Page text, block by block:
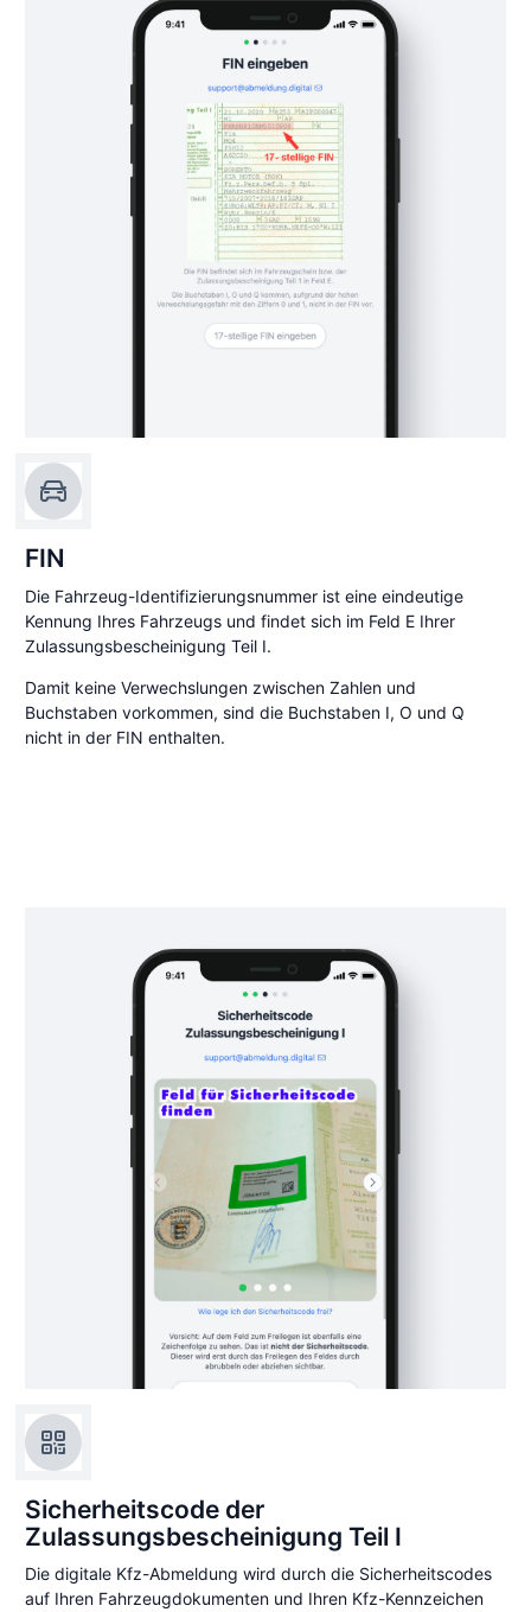
FIN
Die Fahrzeug-Identifizierungsnummer ist eine eindeutige
Kennung Ihres Fahrzeugs und findet sich im Feld E Ihrer
Zulassungsbescheinigung Teil I.
Damit keine Verwechslungen zwischen Zahlen und
Buchstaben vorkommen, sind die Buchstaben I, O und Q
nicht in der FIN enthalten.
Sicherheitscode der
Zulassungsbescheinigung Teil I
Die digitale Kfz-Abmeldung wird durch die Sicherheitscodes
auf Ihren Fahrzeugdokumenten und Ihren Kfz-Kennzeichen